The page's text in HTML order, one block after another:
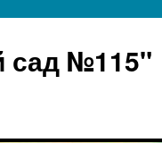
сад №115"